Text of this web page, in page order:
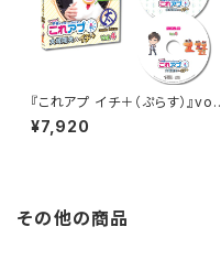
『これアプ イチ＋（ぷらす）』vol.
4 デレクターズカット太まるＤＸ
版
¥7,920
その他の商品